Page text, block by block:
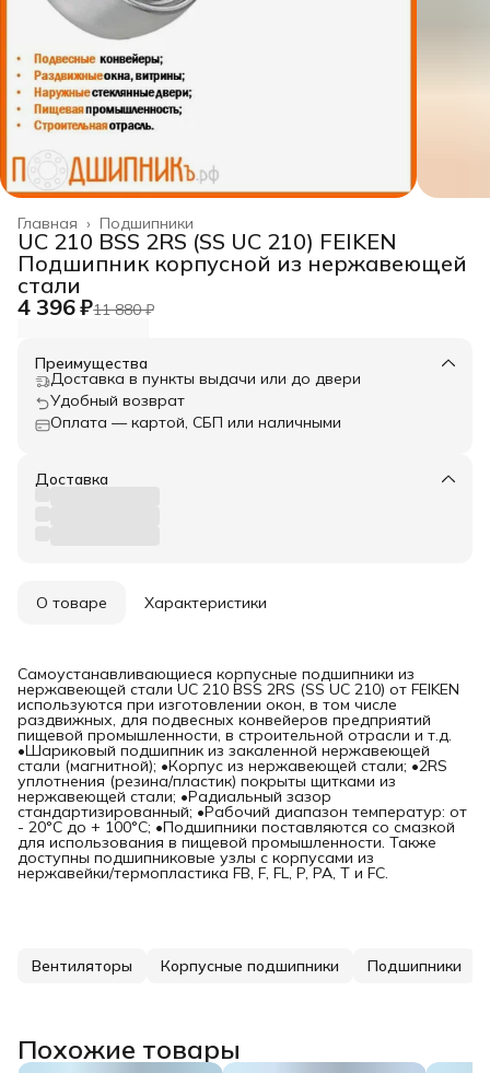
Подшипники
Главная ›
UC 210 BSS 2RS (SS UC 210) FEIKEN
Подшипник корпусной из нержавеющей
стали
4 396 ₽11 880 ₽
Преимущества
Доставка в пункты выдачи или до двери
Удобный возврат
Оплата — картой, СБП или наличными
Доставка
О товаре Характеристики
Самоустанавливающиеся корпусные подшипники из
нержавеющей стали UC 210 BSS 2RS (SS UC 210) от FEIKEN
используются при изготовлении окон, в том числе
раздвижных, для подвесных конвейеров предприятий
пищевой промышленности, в строительной отрасли и т.д.
•Шариковый подшипник из закаленной нержавеющей
стали (магнитной); •Корпус из нержавеющей стали; •2RS
уплотнения (резина/пластик) покрыты щитками из
нержавеющей стали; •Радиальный зазор
стандартизированный; •Рабочий диапазон температур: от
- 20°C до + 100°C; •Подшипники поставляются со смазкой
для использования в пищевой промышленности. Также
доступны подшипниковые узлы с корпусами из
нержавейки/термопластика FB, F, FL, P, PA, T и FC.
Вентиляторы Корпусные подшипники Подшипники
Похожие товары